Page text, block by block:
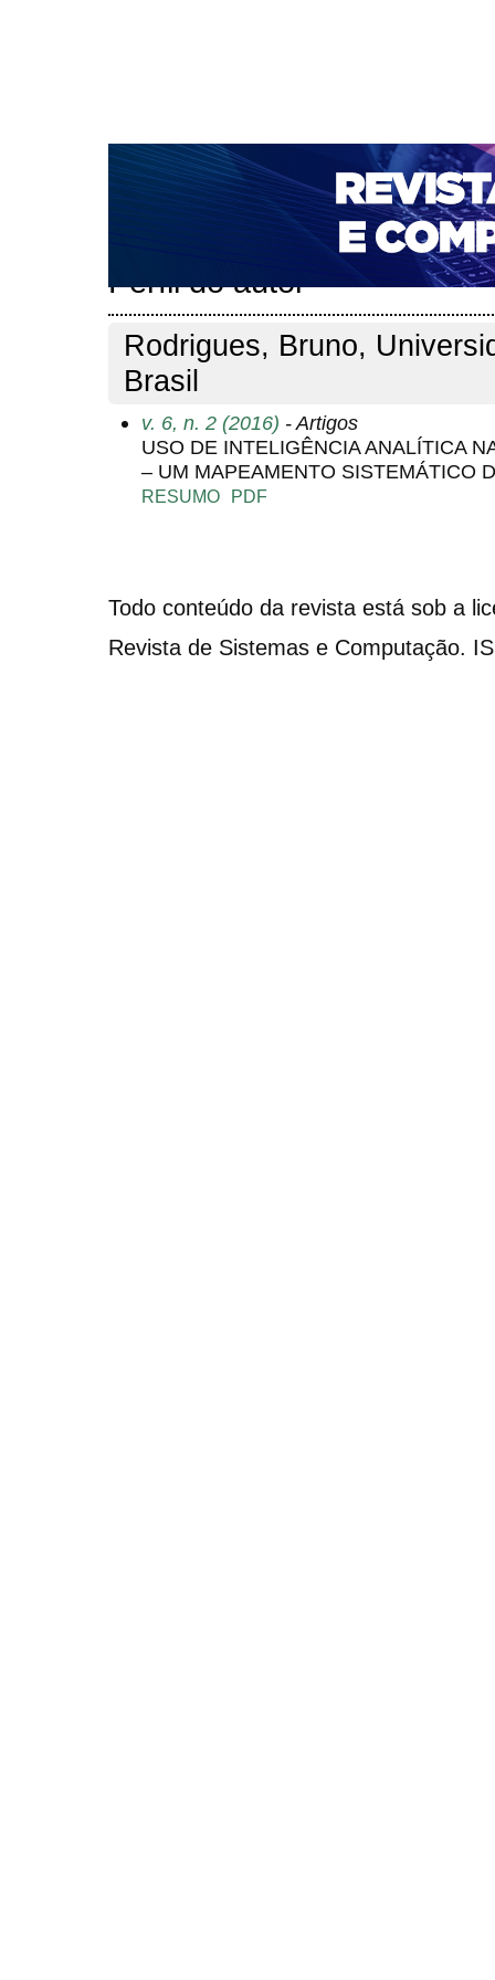
CAPA SOBRE ACESSO CADASTRO
NOTÍCIAS
PORTAL DE REVISTAS DA UNIFACS
PARA AVALIADORES
NOVA SUBMISSÃO
Perfil do autor
Rodrigues, Bruno,
Brasil
v. 6, n. 2 (2016) - Artigos
USO DE INTELIGÊNCIA ANALÍTICA
– UM MAPEAMENTO SISTEMÁTICO
RESUMO PDF
Todo conteúdo da revista está sob a
Revista de Sistemas e Computação.